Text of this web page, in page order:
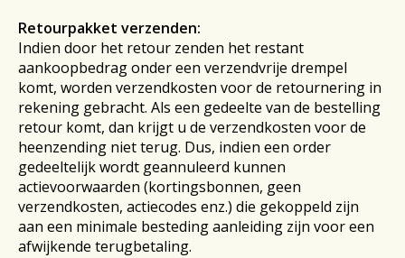
Retourpakket verzenden:
Indien door het retour zenden het restant
aankoopbedrag onder een verzendvrije drempel
komt, worden verzendkosten voor de retournering in
rekening gebracht. Als een gedeelte van de bestelling
retour komt, dan krijgt u de verzendkosten voor de
heenzending niet terug. Dus, indien een order
gedeeltelijk wordt geannuleerd kunnen
actievoorwaarden (kortingsbonnen, geen
verzendkosten, actiecodes enz.) die gekoppeld zijn
aan een minimale besteding aanleiding zijn voor een
afwijkende terugbetaling.